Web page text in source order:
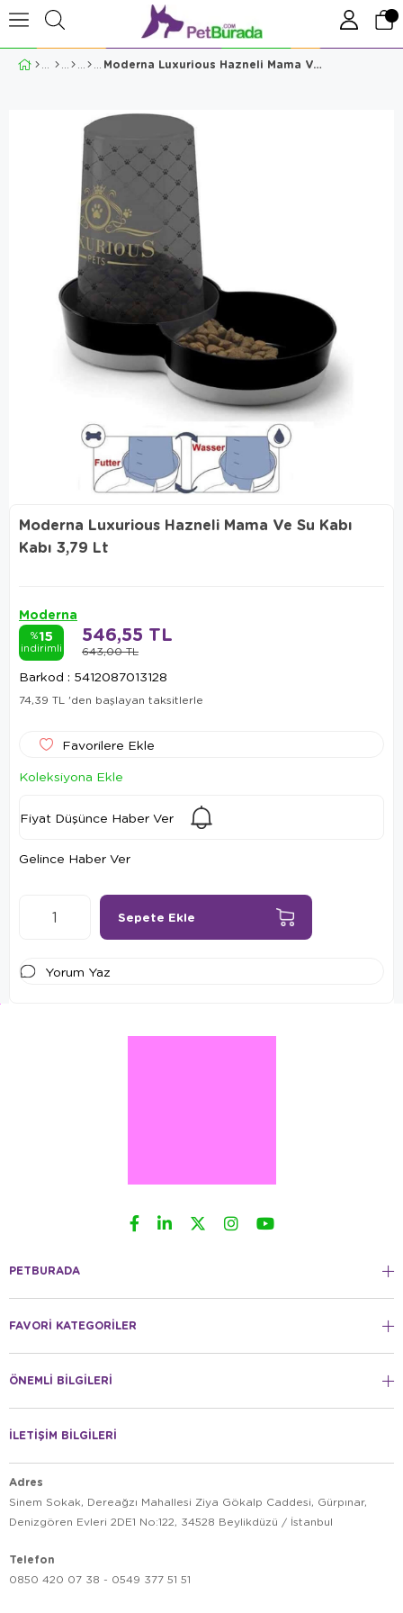
Moderna Luxurious Hazneli Mama Ve Su Kabı Kabı 3,79 Lt
Moderna Luxurious Hazneli Mama Ve Su Kabı
Kabı 3,79 Lt
Moderna
%15
indirimli 643,00 TL
546,55 TL
Barkod : 5412087013128
74,39 TL 'den başlayan taksitlerle
Favorilere Ekle
Koleksiyona Ekle
Fiyat Düşünce Haber Ver
Gelince Haber Ver
Yorum Yaz
PETBURADA
FAVORİ KATEGORİLER
ÖNEMLİ BİLGİLERİ
İLETİŞİM BİLGİLERİ
Adres
Sinem Sokak, Dereağzı Mahallesi Ziya Gökalp Caddesi, Gürpınar,
Denizgören Evleri 2DE1 No:122, 34528 Beylikdüzü / İstanbul
Telefon
0850 420 07 38 - 0549 377 51 51